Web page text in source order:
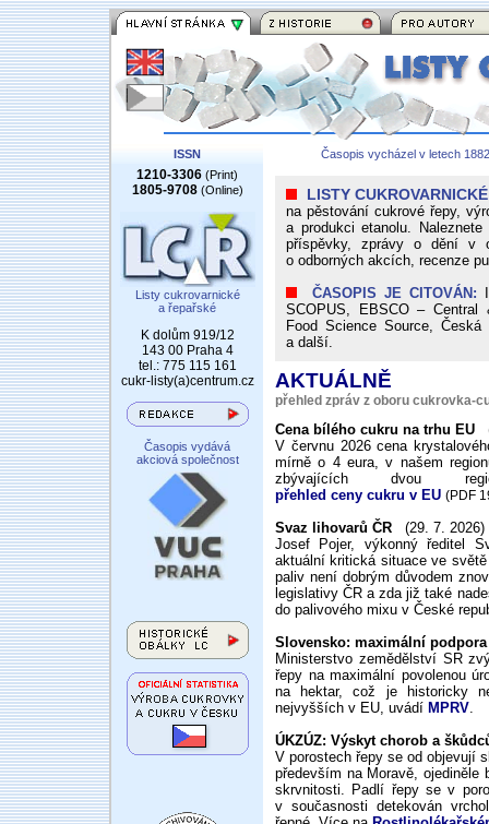
ISSN Časopis vycházel v letech
1210-3306 (Print)
1805-9708 (Online)
Listy cukrovarnické
a řepařské
K dolům 919/12
143 00 Praha 4
tel.: 775 115 161
cukr-listy(a)centrum.cz
Časopis vydává
akciová společnost
LISTY
na pěstování cukrové řepy,
a produkci etanolu.
příspěvky, zprávy o dění v
o odborných akcích, recenze
ČASOPIS JE CITOVÁN:
SCOPUS, EBSCO – Central
Food Science Source,
a další.
AKTUÁLNĚ
přehled zpráv z oboru cukrovka-
Cena bílého cukru na trhu EU
V červnu 2026 cena
mírně o 4 eura, v našem
zbývajících dvou
přehled ceny cukru v EU (PDF
Svaz lihovarů ČR (29. 7. 2026)
Josef Pojer, výkonný ředitel
aktuální kritická situace ve
paliv není dobrým důvodem
legislativy ČR a zda již také
do palivového mixu v České
Slovensko: maximální
Ministerstvo zemědělství SR
řepy na maximální povolenou
na hektar, což je historicky
nejvyšších v EU, uvádí MPRV.
ÚKZÚZ: Výskyt chorob a
V porostech řepy se od objevují
především na Moravě, ojediněle
skrvnitosti. Padlí řepy se v
v současnosti detekován